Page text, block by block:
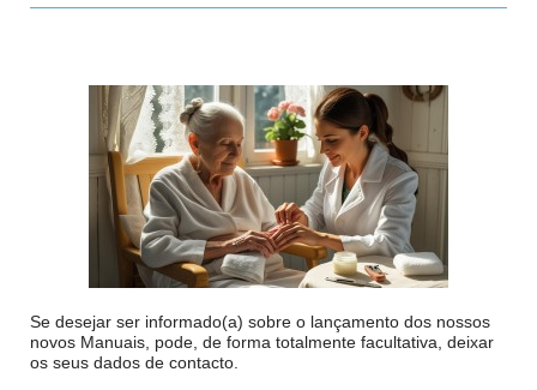
Se desejar ser informado(a) sobre o lançamento dos nossos
novos Manuais, pode, de forma totalmente facultativa, deixar
os seus dados de contacto.